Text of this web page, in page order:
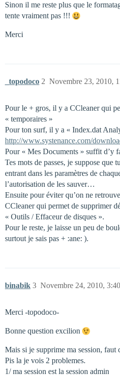
Sinon il me reste plus que le
tente vraiment pas !!!
Merci
_topodoco Novembre 23, 2010,
2
Pour le + gros, il y a CCleaner qui
« temporaires »
Pour ton surf, il y a « Index.dat
http://www.systenance.com/
Pour « Mes Documents » suffit d’y
Tes mots de passes, je suppose que
entrant dans les paramètres de
l’autorisation de les sauver…
Ensuite pour éviter qu’on ne
CCleaner qui permet de supprimer
« Outils / Effaceur de disques ».
Pour le reste, je laisse un peu de
surtout je sais pas + :ane: ).
binabik Novembre 24, 2010, 3:40
3
Merci -topodoco-
Bonne question excilion
Mais si je supprime ma session, faut
Pis la je vois 2 problemes.
1/ ma session est la session admin